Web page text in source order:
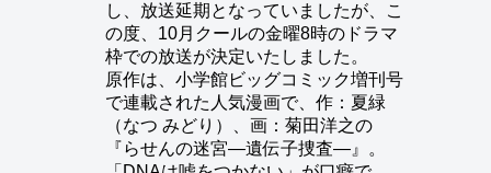
し、放送延期となっていましたが、こ
の度、10月クールの金曜8時のドラマ
枠での放送が決定いたしました。
原作は、小学館ビッグコミック増刊号
で連載された人気漫画で、作：夏緑
（なつ みどり）、画：菊田洋之の
『らせんの迷宮―遺伝子捜査―』。